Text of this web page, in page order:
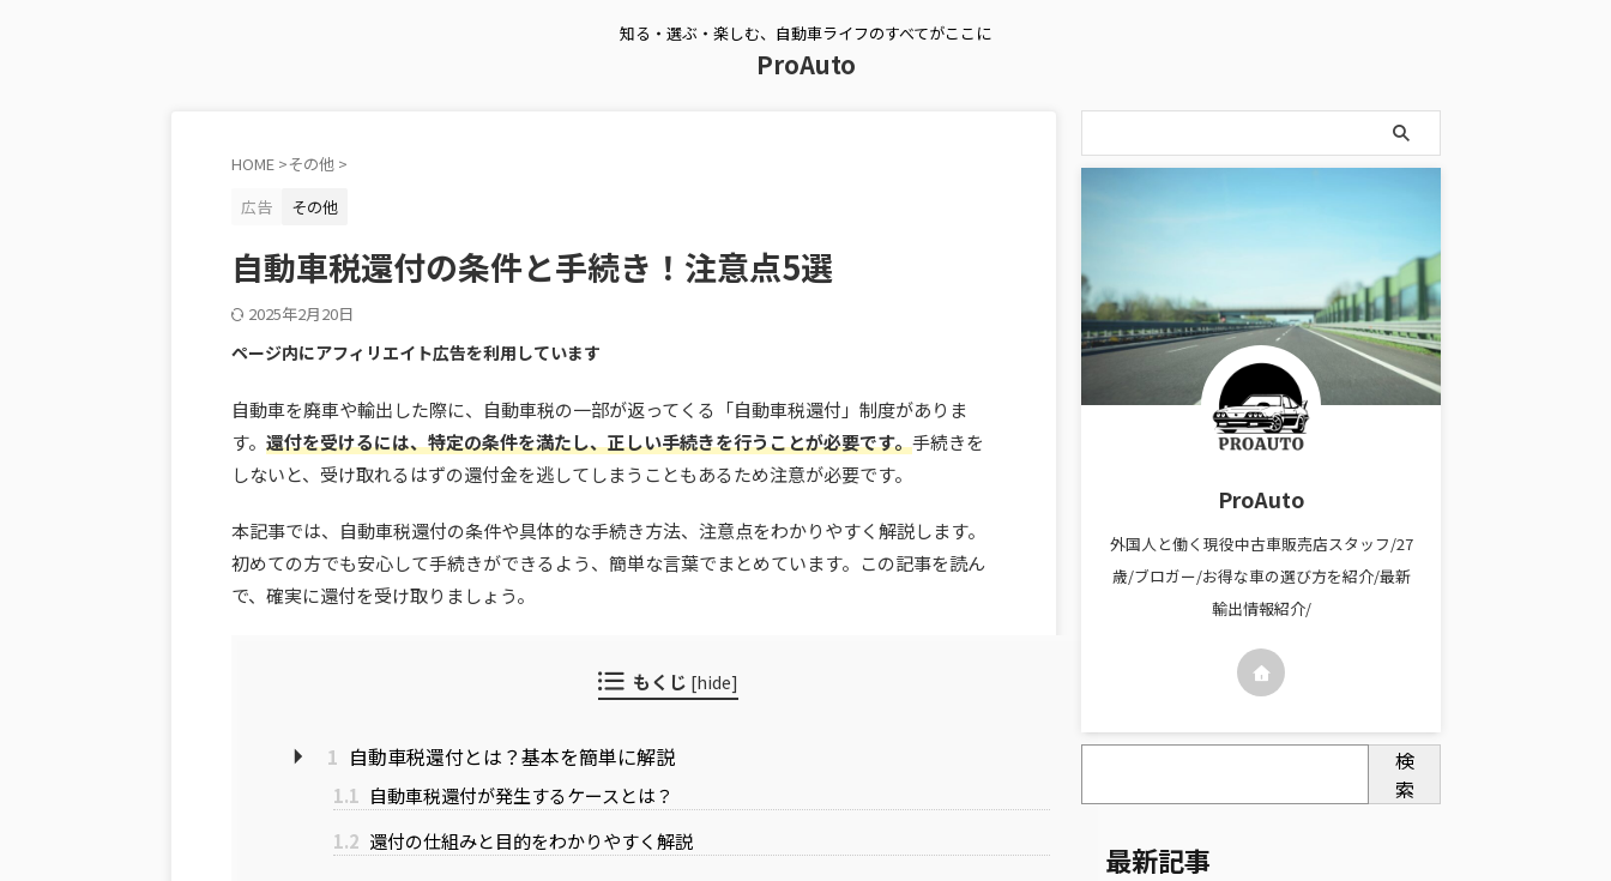
知る・選ぶ・楽しむ、自動車ライフのすべてがここに
ProAuto
HOME >その他 >
広告
その他
自動車税還付の条件と手続き！注意点5選
2025年2月20日
ページ内にアフィリエイト広告を利用しています
自動車を廃車や輸出した際に、自動車税の一部が返ってくる「自動車税還付」制度がありま
す。 還付を受けるには、特定の条件を満たし、正しい手続きを行うことが必要です。手続きを
しないと、受け取れるはずの還付金を逃してしまうこともあるため注意が必要です。
本記事では、自動車税還付の条件や具体的な手続き方法、注意点をわかりやすく解説します。
初めての方でも安心して手続きができるよう、簡単な言葉でまとめています。この記事を読ん
で、確実に還付を受け取りましょう。
もくじ [hide]
1 自動車税還付とは？基本を簡単に解説
1.1 自動車税還付が発生するケースとは？
1.2 還付の仕組みと目的をわかりやすく解説
ProAuto
外国人と働く現役中古車販売店スタッフ/27
歳/ブロガー/お得な車の選び方を紹介/最新
輸出情報紹介/
検
索
最新記事